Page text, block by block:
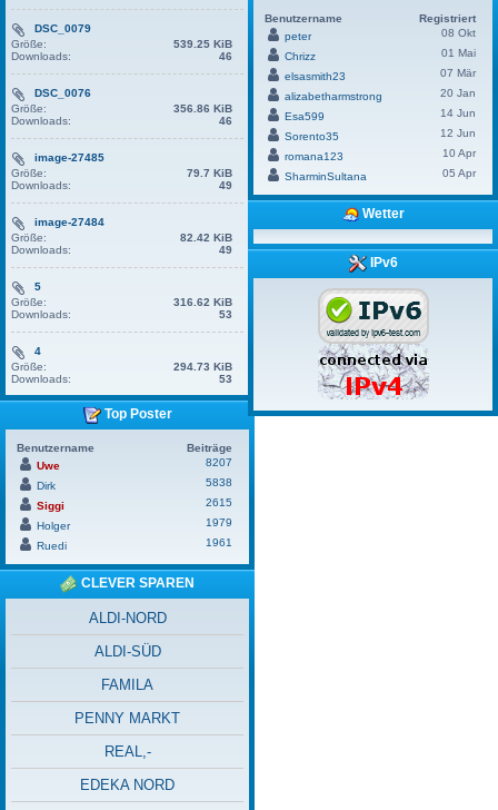
DSC_0079
Größe:
539.25 KiB
Downloads:
46
DSC_0076
Größe:
356.86 KiB
Downloads:
46
image-27485
Größe:
79.7 KiB
Downloads:
49
image-27484
Größe:
82.42 KiB
Downloads:
49
5
Größe:
316.62 KiB
Downloads:
53
4
Größe:
294.73 KiB
Downloads:
53
Top Poster
Benutzername
Beiträge
Uwe
8207
Dirk
5838
Siggi
2615
Holger
1979
Ruedi
1961
CLEVER SPAREN
ALDI-NORD
ALDI-SÜD
FAMILA
PENNY MARKT
REAL,-
EDEKA NORD
Benutzername
Registriert
peter
08 Okt
Chrizz
01 Mai
elsasmith23
07 Mär
alizabetharmstrong
20 Jan
Esa599
14 Jun
Sorento35
12 Jun
romana123
10 Apr
SharminSultana
05 Apr
Wetter
IPv6